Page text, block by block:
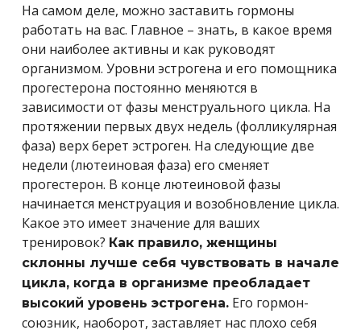
На самом деле, можно заставить гормоны
работать на вас. Главное – знать, в какое время
они наиболее активны и как руководят
организмом. Уровни эстрогена и его помощника
прогестерона постоянно меняются в
зависимости от фазы менструального цикла. На
протяжении первых двух недель (фолликулярная
фаза) верх берет эстроген. На следующие две
недели (лютеиновая фаза) его сменяет
прогестерон. В конце лютеиновой фазы
начинается менструация и возобновление цикла.
Какое это имеет значение для ваших
тренировок? Как правило, женщины
склонны лучше себя чувствовать в начале
цикла, когда в организме преобладает
высокий уровень эстрогена. Его гормон-
союзник, наоборот, заставляет нас плохо себя